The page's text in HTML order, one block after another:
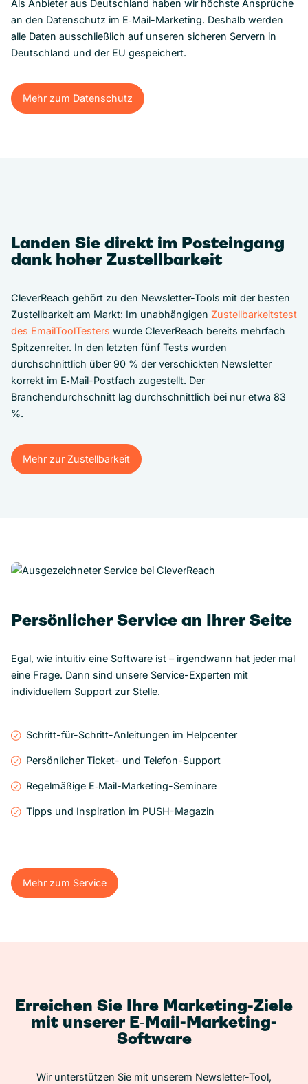
Als Anbieter aus Deutschland haben wir höchste Ansprüche
an den Datenschutz im E‑Mail-Marketing. Deshalb werden
alle Daten ausschließlich auf unseren sicheren Servern in
Deutschland und der EU gespeichert.
Mehr zum Datenschutz
Mehr zum Datenschutz
Landen Sie direkt im Posteingang
dank hoher Zustellbarkeit
CleverReach gehört zu den Newsletter-Tools mit der besten
Zustellbarkeit am Markt: Im unabhängigen Zustellbarkeitstest
des EmailToolTesters wurde CleverReach bereits mehrfach
Spitzenreiter. In den letzten fünf Tests wurden
durchschnittlich über 90 % der verschickten Newsletter
korrekt im E‑Mail-Postfach zugestellt. Der
Branchendurchschnitt lag durchschnittlich bei nur etwa 83
%.
Mehr zur Zustellbarkeit
Mehr zur Zustellbarkeit
Persönlicher Service an Ihrer Seite
Egal, wie intuitiv eine Software ist – irgendwann hat jeder mal
eine Frage. Dann sind unsere Service-Experten mit
individuellem Support zur Stelle.
Schritt-für-Schritt-Anleitungen im Helpcenter
Persönlicher Ticket- und Telefon-Support
Regelmäßige E‑Mail-Marketing-Seminare
Tipps und Inspiration im PUSH-Magazin
Mehr zum Service
Mehr zum Service
Erreichen Sie Ihre Marketing-Ziele
mit unserer E‑Mail-Marketing-
Software
Wir unterstützen Sie mit unserem Newsletter-Tool,